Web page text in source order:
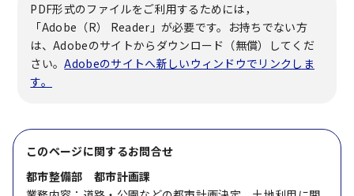
PDF形式のファイルをご利用するためには，
「Adobe（R） Reader」が必要です。お持ちでない方
は、Adobeのサイトからダウンロード（無償）してくだ
さい。Adobeのサイトへ新しいウィンドウでリンクしま
す。
このページに関するお問合せ
都市整備部 都市計画課